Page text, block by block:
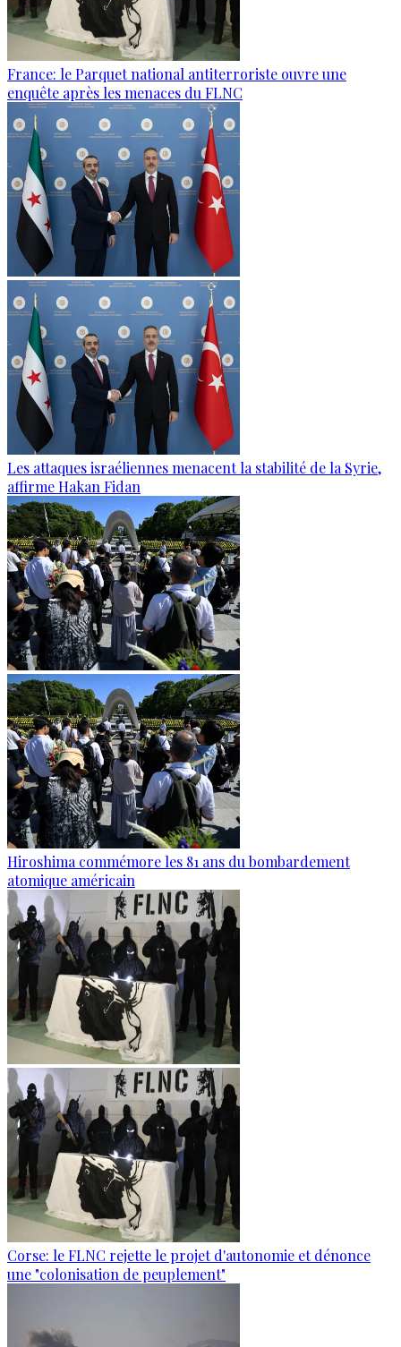
France: le Parquet national antiterroriste ouvre une
enquête après les menaces du FLNC
Les attaques israéliennes menacent la stabilité de la Syrie,
affirme Hakan Fidan
Hiroshima commémore les 81 ans du bombardement
atomique américain
Corse: le FLNC rejette le projet d'autonomie et dénonce
une "colonisation de peuplement"